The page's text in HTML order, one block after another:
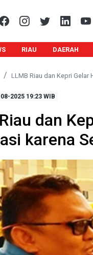
RIAU DAERAH
LLMB Riau dan Kepri Gelar
2025 19:23 WIB
dan
karena